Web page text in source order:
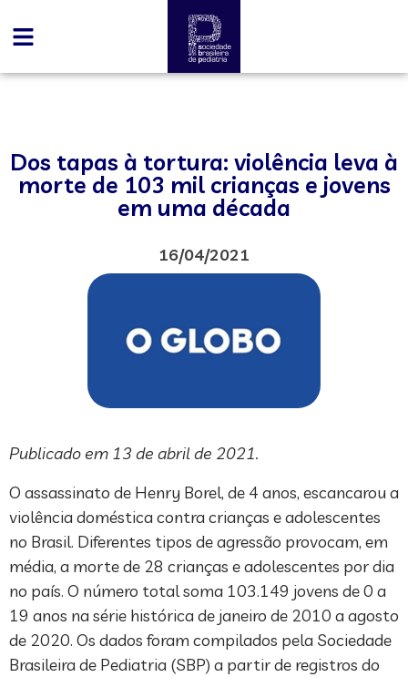
Dos tapas à tortura: violência leva à
morte de 103 mil crianças e jovens
em uma década
16/04/2021
Publicado em 13 de abril de 2021.
O assassinato de Henry Borel, de 4 anos, escancarou a
violência doméstica contra crianças e adolescentes
no Brasil. Diferentes tipos de agressão provocam, em
média, a morte de 28 crianças e adolescentes por dia
no país. O número total soma 103.149 jovens de 0 a
19 anos na série histórica de janeiro de 2010 a agosto
de 2020. Os dados foram compilados pela Sociedade
Brasileira de Pediatria (SBP) a partir de registros do